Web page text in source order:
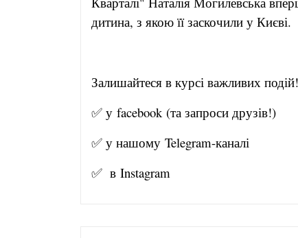
дитина, з якою її заскочили у Києві.
Залишайтеся в курсі важливих
✅ у facebook(та запроси друзів!)
✅ у нашому Telegram-каналі
✅ в Instagram